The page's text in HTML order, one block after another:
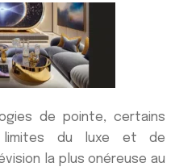
de pointe, certains
limites du luxe et de
la plus onéreuse au